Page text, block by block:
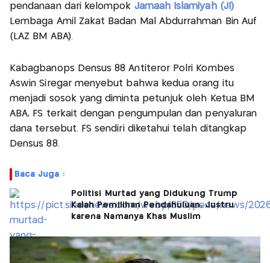
pendanaan dari kelompok Jamaah Islamiyah (JI)
Lembaga Amil Zakat Badan Mal Abdurrahman Bin Auf
(LAZ BM ABA).
Kabagbanops Densus 88 Antiteror Polri Kombes
Aswin Siregar menyebut bahwa kedua orang itu
menjadi sosok yang diminta petunjuk oleh Ketua BM
ABA, FS terkait dengan pengumpulan dan penyaluran
dana tersebut. FS sendiri diketahui telah ditangkap
Densus 88.
Baca Juga :
Politisi Murtad yang Didukung Trump
Kalah Pemilihan Pendahuluan, Justru
karena Namanya Khas Muslim